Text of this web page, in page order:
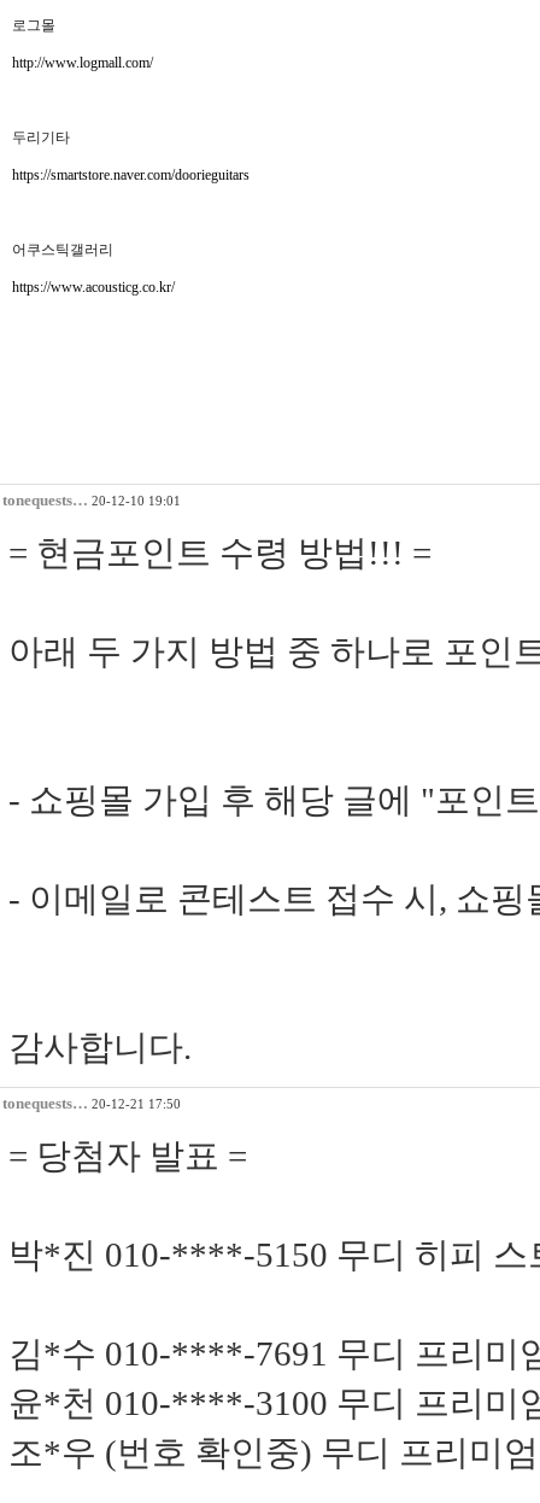
로그몰
http://www.logmall.com/
두리기타
https://smartstore.naver.com/doorieguitars
어쿠스틱갤러리
https://www.acousticg.co.kr/
tonequests… 20-12-10 19:01
= 현금포인트 수령 방법!!! =
아래 두 가지 방법 중 하나로 포인
- 쇼핑몰 가입 후 해당 글에 "포인
- 이메일로 콘테스트 접수 시, 쇼
감사합니다.
tonequests… 20-12-21 17:50
= 당첨자 발표 =
박*진 010-****-5150 무디 히피 스
김*수 010-****-7691 무디 프리미
윤*천 010-****-3100 무디 프리미
조*우 (번호 확인중) 무디 프리미